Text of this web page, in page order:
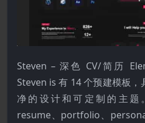
Steven – 深色 CV/简历
Steven is 有 14 个预建模板
净的设计和可定制的主题
resume、portfolio、